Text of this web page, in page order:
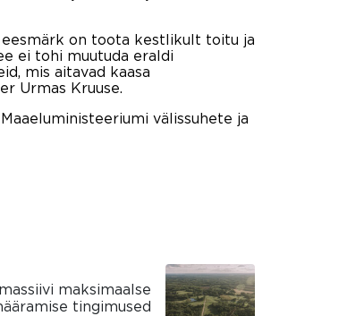
eesmärk on toota kestlikult toitu ja
ei tohi muutuda eraldi
mis aitavad kaasa
Urmas Kruuse.
välissuhete ja
maksimaalse
tingimused